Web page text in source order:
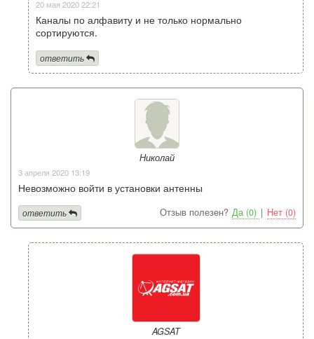
20 мая 2020 22:21
Каналы по алфавиту и не только нормально
сортируются.
ответить
Николай
3 апреля 2020 13:19
Невозможно войти в установки антенны
Отзыв полезен? Да (0) | Нет (0)
ответить
AGSAT